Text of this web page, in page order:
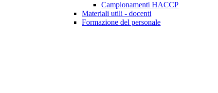
Campionamenti HACCP
Materiali utili - docenti
Formazione del personale